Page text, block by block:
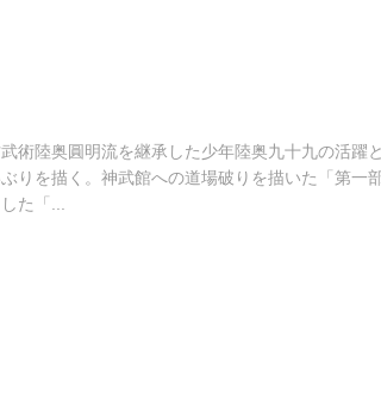
術陸奥圓明流を継承した少年陸奥九十九の活躍
りを描く。神武館への道場破りを描いた「第一
た「...